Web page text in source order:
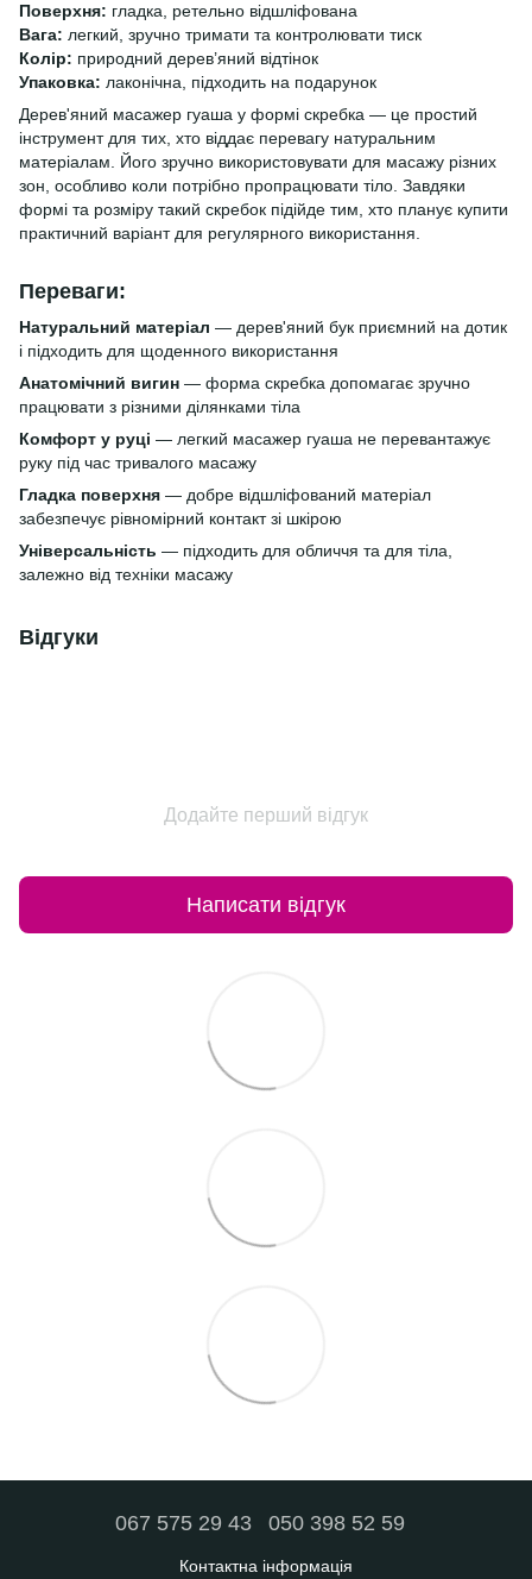
Поверхня: гладка, ретельно відшліфована
Вага: легкий, зручно тримати та контролювати тиск
Колір: природний дерев’яний відтінок
Упаковка: лаконічна, підходить на подарунок
Дерев'яний масажер гуаша у формі скребка — це простий
інструмент для тих, хто віддає перевагу натуральним
матеріалам. Його зручно використовувати для масажу різних
зон, особливо коли потрібно пропрацювати тіло. Завдяки
формі та розміру такий скребок підійде тим, хто планує купити
практичний варіант для регулярного використання.
Переваги:
Натуральний матеріал — дерев'яний бук приємний на дотик
і підходить для щоденного використання
Анатомічний вигин — форма скребка допомагає зручно
працювати з різними ділянками тіла
Комфорт у руці — легкий масажер гуаша не перевантажує
руку під час тривалого масажу
Гладка поверхня — добре відшліфований матеріал
забезпечує рівномірний контакт зі шкірою
Універсальність — підходить для обличчя та для тіла,
залежно від техніки масажу
Відгуки
Додайте перший відгук
Написати відгук
067 575 29 43 050 398 52 59
Контактна інформація